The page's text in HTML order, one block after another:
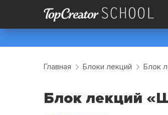
Главная Блоки лекций Блок
Блок лекций